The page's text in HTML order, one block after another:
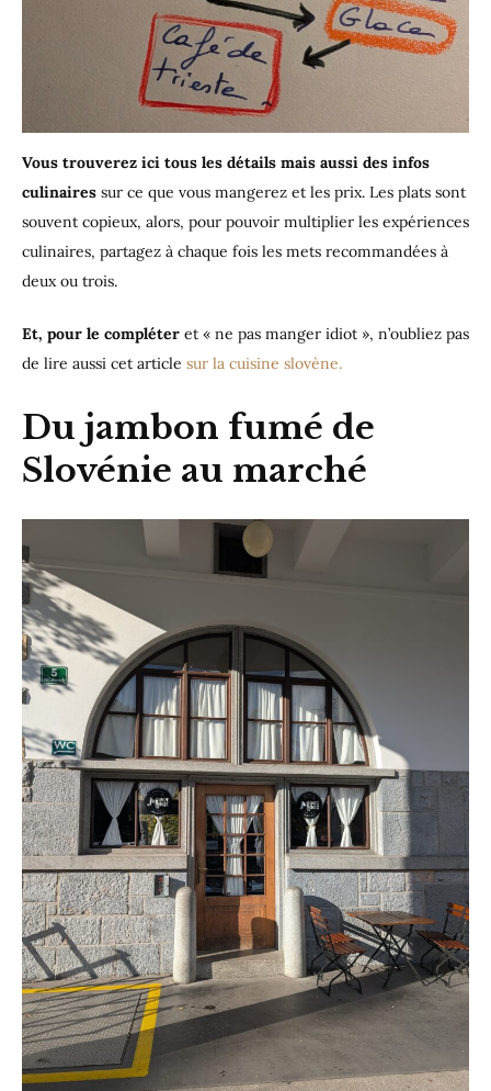
Vous trouverez ici tous les détails mais aussi des infos
culinaires sur ce que vous mangerez et les prix. Les plats sont
souvent copieux, alors, pour pouvoir multiplier les expériences
culinaires, partagez à chaque fois les mets recommandées à
deux ou trois.
Et, pour le compléter et « ne pas manger idiot », n’oubliez pas
de lire aussi cet article sur la cuisine slovène.
Du jambon fumé de
Slovénie au marché